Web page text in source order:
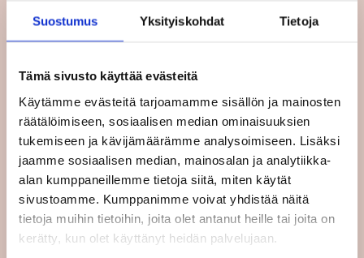
Suostumus Yksityiskohdat Tietoja
Tämä sivusto käyttää evästeitä
Käytämme evästeitä tarjoamamme sisällön ja mainosten
räätälöimiseen, sosiaalisen median ominaisuuksien
tukemiseen ja kävijämäärämme analysoimiseen. Lisäksi
jaamme sosiaalisen median, mainosalan ja analytiikka-
alan kumppaneillemme tietoja siitä, miten käytät
sivustoamme. Kumppanimme voivat yhdistää näitä
tietoja muihin tietoihin, joita olet antanut heille tai joita on
kerätty, kun olet käyttänyt heidän palvelujaan.
suhtautuu myönteisesti tekstin sisältöön.
ETUC alleviivaalehdistötiedotteessaan, että
tekstistä löytyy monta myönteistä
toimenpidettä, kuten asbestin kapseloinnin
kiellon ja kaikkien asbestiin liittyvien
sairauksien tunnustamisen. Teksti myös
sisältää liitteen työntekijöiden
koulutusvaatimuksista ja asettaa uudet